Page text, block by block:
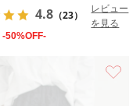
4.8 （23）
レビュー
を見る
-50%OFF-